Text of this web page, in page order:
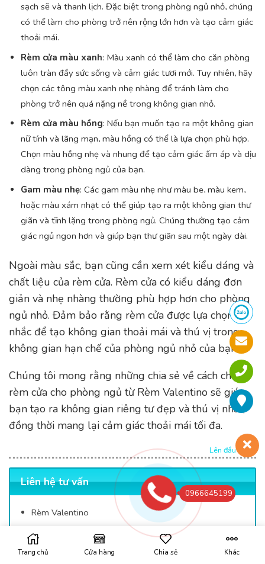
sạch sẽ và thanh lịch. Đặc biệt trong phòng ngủ nhỏ, chúng
có thể làm cho phòng trở nên rộng lớn hơn và tạo cảm giác
thoải mái.
Rèm cửa màu xanh: Màu xanh có thể làm cho căn phòng
luôn tràn đầy sức sống và cảm giác tươi mới. Tuy nhiên, hãy
chọn các tông màu xanh nhẹ nhàng để tránh làm cho
phòng trở nên quá nặng nề trong không gian nhỏ.
Rèm cửa màu hồng: Nếu bạn muốn tạo ra một không gian
nữ tính và lãng mạn, màu hồng có thể là lựa chọn phù hợp.
Chọn màu hồng nhẹ và nhung để tạo cảm giác ấm áp và dịu
dàng trong phòng ngủ của bạn.
Gam màu nhẹ: Các gam màu nhẹ như màu be, màu kem,
hoặc màu xám nhạt có thể giúp tạo ra một không gian thư
giãn và tĩnh lặng trong phòng ngủ. Chúng thường tạo cảm
giác ngủ ngon hơn và giúp bạn thư giãn sau một ngày dài.
Ngoài màu sắc, bạn cũng cần xem xét kiểu dáng và
chất liệu của rèm cửa. Rèm cửa có kiểu dáng đơn
giản và nhẹ nhàng thường phù hợp hơn cho phòng
ngủ nhỏ. Đảm bảo rằng rèm cửa được lựa chọn cân
nhắc để tạo không gian thoải mái và thú vị trong
không gian hạn chế của phòng ngủ nhỏ của bạn.
Chúng tôi mong rằng những chia sẻ về cách chọn
rèm cửa cho phòng ngủ từ Rèm Valentino sẽ giúp
bạn tạo ra không gian riêng tư đẹp và thú vị nhất,
đồng thời mang lại cảm giác thoải mái tối đa.
Lên đầu trang
Liên hệ tư vấn
Rèm Valentino
Địa chỉ:
Số nhà 99, tổ 57 ngõ 477 Nguyễn Trãi -Thanh
Xuân – Hà Nội
Trang chủ Cửa hàng Chia sẻ Khác
0966645199